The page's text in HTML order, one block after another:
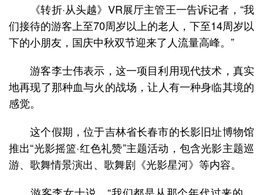
《转折·从头越》VR展厅主管王一告诉记者，“我
们接待的游客上至70周岁以上的老人，下至14周岁以
下的小朋友，国庆中秋双节迎来了人流量高峰。”
游客李士伟表示，这一项目利用现代技术，真实
地再现了那种血与火的战场，让人有一种身临其境的
感觉。
这个假期，位于吉林省长春市的长影旧址博物馆
推出“光影摇篮·红色礼赞”主题活动，包含光影主题巡
游、歌舞情景演出、歌舞剧《光影星河》等内容。
游客李女士说，“我们都是从那个年代过来的，